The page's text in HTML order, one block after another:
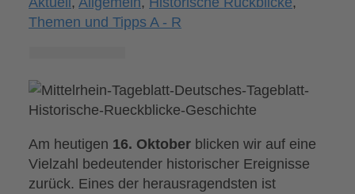
Themen und Tipps A - R
Am heutigen 16. Oktober blicken wir auf eine
Vielzahl bedeutender historischer Ereignisse
zurück. Eines der herausragendsten ist